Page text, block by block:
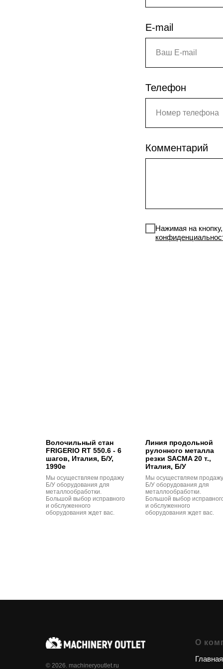
E-mail
Телефон
Комментарий
Нажимая на
Волочильный стан
FRIGERIO RT 550.6 - 6
шагов, Италия, Б/У,
1990е
Мы осуществляем продажу
Б/У оборудования для
металлообработки.
Большой выбор исправного
и обслуженного
оборудования ждет вас.
Линия продольной
рулонного металла
резки SACMA 20 т.,
Италия, Б/У
Мы осуществляем продажу
Б/У оборудования для
металлообработки.
Большой выбор
и обслуженного
оборудования ждет вас.
© 2026. machineryoutlet.ru
О
Главная